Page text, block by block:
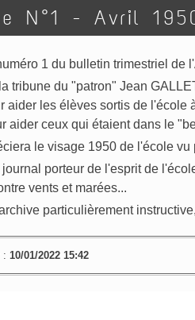
N°1 - Avril
1 du bulletin trimestriel de
tribune du "patron" Jean
aider les élèves sortis de l'école
aider ceux qui étaient dans le
le visage 1950 de l'école vu
journal porteur de l'esprit de
vents et marées...
particulièrement
: 10/01/2022 15:42